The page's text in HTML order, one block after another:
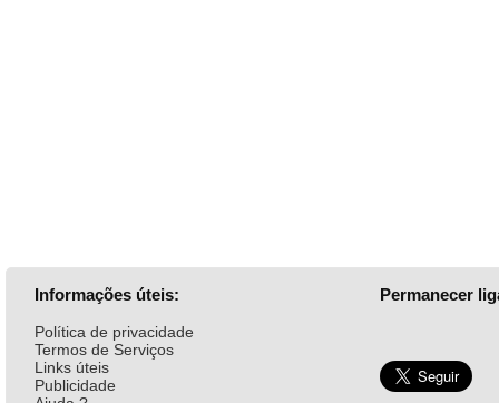
Informações úteis:
Política de privacidade
Termos de Serviços
Links úteis
Publicidade
Permanecer